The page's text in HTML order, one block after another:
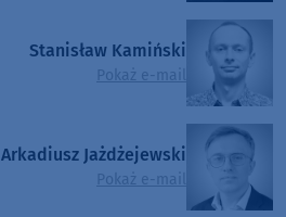
Stanisław Kamiński
Pokaż e-mail
Arkadiusz Jażdżejewski
Pokaż e-mail